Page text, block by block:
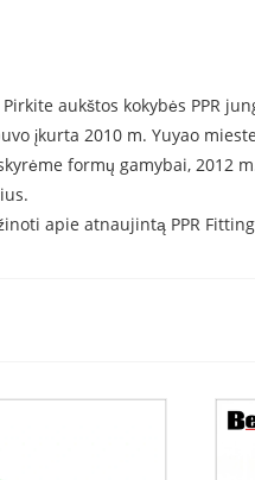
aukštos kokybės PPR
įkurta 2010 m. Yuyao
formų gamybai, 2012
apie atnaujintą PPR